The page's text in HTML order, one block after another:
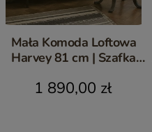
Mała Komoda Loftowa
Harvey 81 cm | Szafka
1 890,00 zł